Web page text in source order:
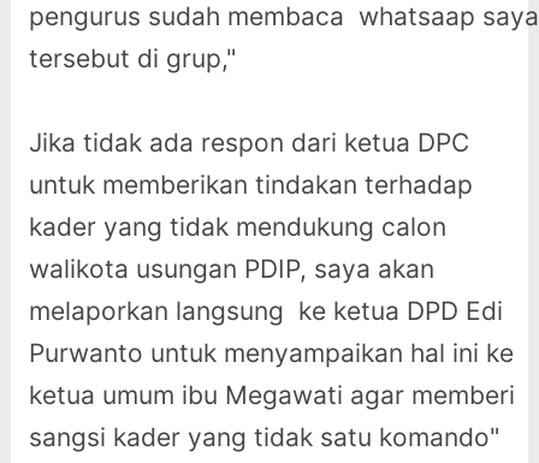
pengurus sudah membaca whatsaap saya
tersebut di grup,"
Jika tidak ada respon dari ketua DPC
untuk memberikan tindakan terhadap
kader yang tidak mendukung calon
walikota usungan PDIP, saya akan
melaporkan langsung ke ketua DPD Edi
Purwanto untuk menyampaikan hal ini ke
ketua umum ibu Megawati agar memberi
sangsi kader yang tidak satu komando"